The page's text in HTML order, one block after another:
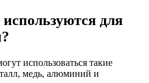
для
использоваться такие
медь, алюминий и